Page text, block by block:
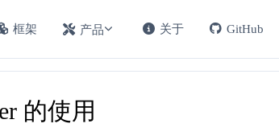
框架 产品 关于 GitHub
的使用